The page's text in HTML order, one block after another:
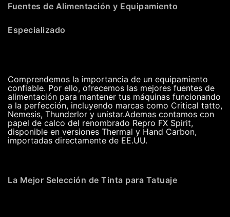
Fuentes de Alimentación y Equipamiento
Especializado
Comprendemos la importancia de un equipamiento
confiable. Por ello, ofrecemos las mejores fuentes de
alimentación para mantener tus máquinas funcionando
a la perfección, incluyendo marcas como Critical tatto,
Nemesis, Thunderlor y unistar.Ademas contamos con
papel de calco del renombrado Repro FX Spirit,
disponible en versiones Thermal y Hand Carbon,
importadas directamente de EE.UU.
La Mejor Selección de Tinta para Tatuaje